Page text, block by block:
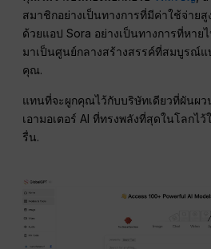
สมาชิกอย่างเป็นทางการที่มีค่าใช้จ่ายสู
ด้วยแอป Sora อย่างเป็นทางการที่หาย
มาเป็นศูนย์กลางสร้างสรรค์ที่สมบูรณ์
คุณ.
แทนที่จะผูกคุณไว้กับบริษัทเดียวที่ผันผว
เอามอเตอร์ AI ที่ทรงพลังที่สุดในโลกไ
รื่น.